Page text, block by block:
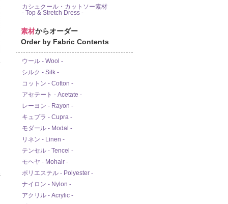
カシュクール・カットソー素材
- Top & Stretch Dress -
素材からオーダー
Order by Fabric Contents
ウール - Wool -
シルク - Silk -
コットン - Cotton -
アセテート - Acetate -
レーヨン - Rayon -
キュプラ - Cupra -
モダール - Modal -
リネン - Linen -
テンセル - Tencel -
モヘヤ - Mohair -
ポリエステル - Polyester -
ナイロン - Nylon -
アクリル - Acrylic -